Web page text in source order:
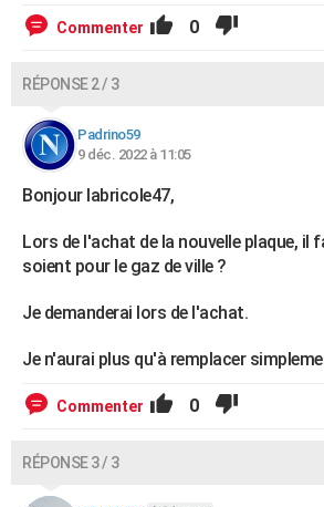
Commenter 0
RÉPONSE 2 / 3
Padrino59
9 déc. 2022 à 11:05
Bonjour labricole47,
Lors de l'achat de la nouvelle plaque, il
soient pour le gaz de ville ?
Je demanderai lors de l'achat.
Je n'aurai plus qu'à remplacer
Commenter 0
RÉPONSE 3 / 3